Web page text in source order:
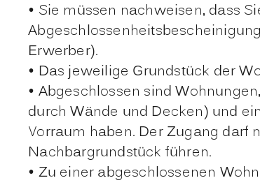
• Sie müssen nachweisen, dass
Erwerber).
• Das jeweilige Grundstück der
• Abgeschlossen sind
durch Wände und Decken) und
Vorraum haben. Der Zugang darf
Nachbargrundstück führen.
• Zu einer abgeschlossenen